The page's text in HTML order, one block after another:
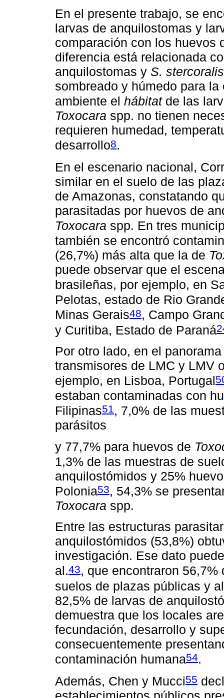
En el presente trabajo, se
larvas de anquilostomas y
comparación con los huevos
diferencia está relacionada
anquilostomas y S. stercoralis
sombreado y húmedo para
ambiente el hábitatde las
Toxocara spp. no tienen
requieren humedad,
desarrollo8.
En el escenario nacional,
similar en el suelo de las
de Amazonas, constatando
parasitadas por huevos de
Toxocara spp. En tres
también se encontró
(26,7%) más alta que la de
puede observar que el
brasileñas, por ejemplo, en
Pelotas, estado de Rio
Minas Gerais48, Campo
y Curitiba, Estado de Paraná
Por otro lado, en el
transmisores de LMC y LMV
ejemplo, en Lisboa, Portugal
estaban contaminadas con
Filipinas51, 7,0% de las
parásitos
y 77,7% para huevos de
1,3% de las muestras de
anquilostómidos y 25%
Polonia53, 54,3% se
Toxocara spp.
Entre las estructuras
anquilostómidos (53,8%)
investigación. Ese dato
al.43, que encontraron
suelos de plazas públicas y
82,5% de larvas de
demuestra que los locales
fecundación, desarrollo y
consecuentemente
contaminación humana54.
Además, Chen y Mucci55